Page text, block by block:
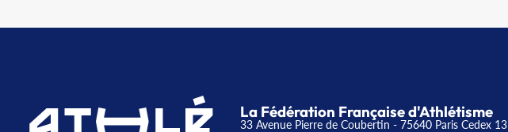
La Fédération Française d'Athlétisme
33 Avenue Pierre de Coubertin - 75640 Paris Cedex 13